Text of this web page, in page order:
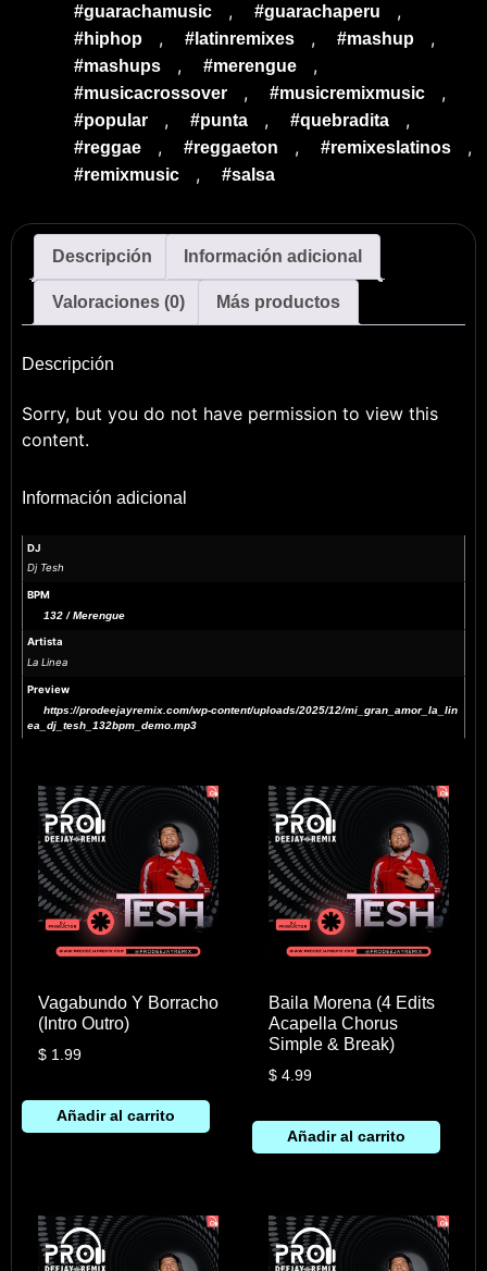
#guarachamusic , #guarachaperu ,
#hiphop , #latinremixes , #mashup ,
#mashups , #merengue ,
#musicacrossover , #musicremixmusic ,
#popular , #punta , #quebradita ,
#reggae , #reggaeton , #remixeslatinos ,
#remixmusic , #salsa
Descripción Información adicional
Valoraciones (0) Más productos
Descripción
Sorry, but you do not have permission to view this
content.
Información adicional
DJ
Dj Tesh
BPM
132 / Merengue
Artista
La Linea
Preview
https://prodeejayremix.com/wp-content/uploads/2025/12/mi_gran_amor_la_lin
ea_dj_tesh_132bpm_demo.mp3
Vagabundo Y Borracho
(Intro Outro)
$1.99
Añadir al carrito
Baila Morena (4 Edits
Acapella Chorus
Simple & Break)
$ 4.99
Añadir al carrito